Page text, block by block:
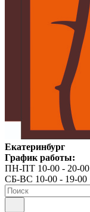
Екатеринбург
График работы:
ПН-ПТ 10-00 - 20-00
СБ-ВС 10-00 - 19-00